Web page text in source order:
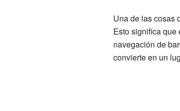
Una de las cosas
Esto significa que
navegación de
convierte en un